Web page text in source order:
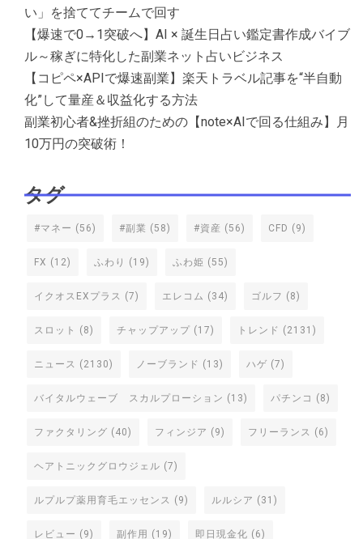
い」を捨ててチームで回す
【爆速で0→1突破へ】AI × 誕生日占い鑑定書作成バイブ
ル～稼ぎに特化した副業ネット占いビジネス
【コピペ×APIで爆速副業】楽天トラベル記事を“半自動
化”して量産＆収益化する方法
副業初心者&挫折組のための【note×AIで回る仕組み】月
10万円の突破術！
タグ
#マネー (56) #副業 (58) #資産 (56) CFD (9)
FX (12) ふわり (19) ふわ姫 (55)
イクオスEXプラス (7) エレコム (34) ゴルフ (8)
スロット (8) チャップアップ (17) トレンド (2131)
ニュース (2130) ノーブランド (13) ハゲ (7)
バイタルウェーブ スカルプローション (13) パチンコ (8)
ファクタリング (40) フィンジア (9) フリーランス (6)
ヘアトニックグロウジェル (7)
ルプルプ薬用育毛エッセンス (9) ルルシア (31)
レビュー (9) 副作用 (19) 即日現金化 (6)